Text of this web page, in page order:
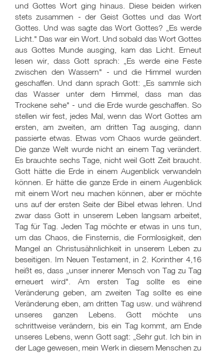
und Gottes Wort ging hinaus. Diese beiden wirken
stets zusammen - der Geist Gottes und das Wort
Gottes. Und was sagte das Wort Gottes? „Es werde
Licht." Das war ein Wort. Und sobald das Wort Gottes
aus Gottes Munde ausging, kam das Licht. Erneut
lesen wir, dass Gott sprach: „Es werde eine Feste
zwischen den Wassern" - und die Himmel wurden
geschaffen. Und dann sprach Gott: „Es sammle sich
das Wasser unter dem Himmel, dass man das
Trockene sehe" - und die Erde wurde geschaffen. So
stellen wir fest, jedes Mal, wenn das Wort Gottes am
ersten, am zweiten, am dritten Tag ausging, dann
passierte etwas. Etwas vom Chaos wurde geändert.
Die ganze Welt wurde nicht an einem Tag verändert.
Es brauchte sechs Tage, nicht weil Gott Zeit braucht.
Gott hätte die Erde in einem Augenblick verwandeln
können. Er hätte die ganze Erde in einem Augenblick
mit einem Wort neu machen können, aber er möchte
uns auf der ersten Seite der Bibel etwas lehren. Und
zwar dass Gott in unserem Leben langsam arbeitet,
Tag für Tag. Jeden Tag möchte er etwas in uns tun,
um das Chaos, die Finsternis, die Formlosigkeit, den
Mangel an Christusähnlichkeit in unserem Leben zu
beseitigen. Im Neuen Testament, in 2. Korinther 4,16
heißt es, dass „unser innerer Mensch von Tag zu Tag
erneuert wird". Am ersten Tag sollte es eine
Veränderung geben, am zweiten Tag sollte es eine
Veränderung eben, am dritten Tag usw. und während
unseres ganzen Lebens. Gott möchte uns
schrittweise verändern, bis ein Tag kommt, am Ende
unseres Lebens, wenn Gott sagt: „Sehr gut. Ich bin in
der Lage gewesen, mein Werk in diesem Menschen zu